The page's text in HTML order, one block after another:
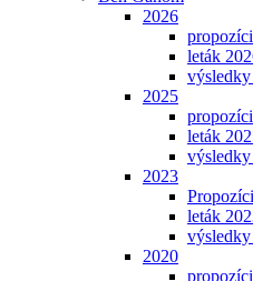
2026
leták
2025
leták
2023
leták
2020